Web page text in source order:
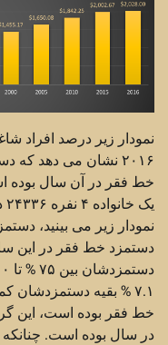
۲۰۱۶ نشان می دهد که